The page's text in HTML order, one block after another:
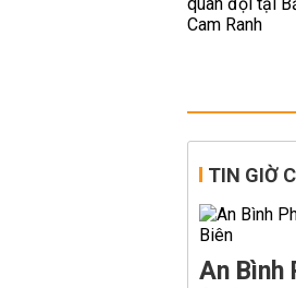
TIN GIỜ
An Bình